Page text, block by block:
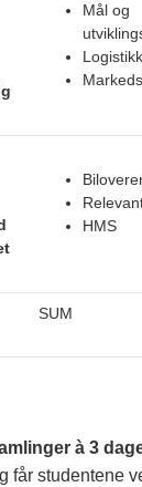
Mål og
Logistikk
HMS
SUM
à 3
får studentene